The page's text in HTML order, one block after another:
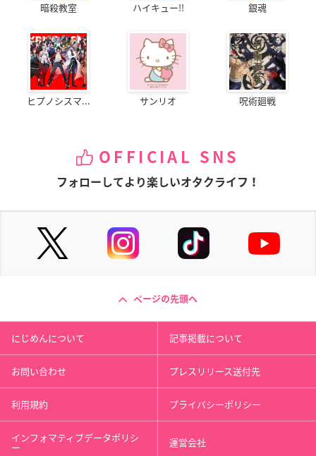
暗殺教室 ハイキュー!! 銀魂
ヒプノシスマ... サンリオ 呪術廻戦
OFFICIAL SNS
フォローしてより楽しいオタクライフ！
ページの先頭へ
にじめんについて 記事掲載について
お問い合わせ プレスリリース送付先
利用規約 プライバシーポリシー
インフォマティブデータポリシ
ー 運営会社